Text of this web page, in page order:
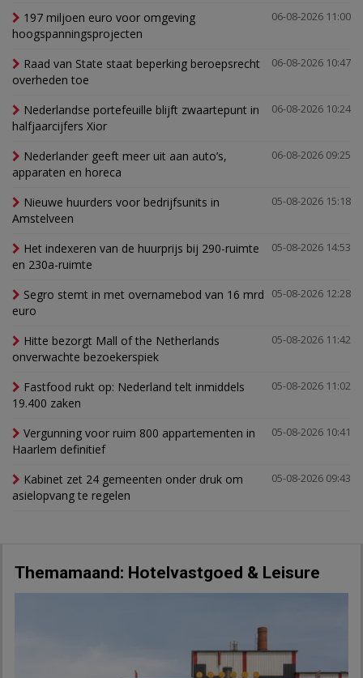
06-08-2026 11:00
197 miljoen euro voor omgeving
hoogspanningsprojecten
06-08-2026 10:47
Raad van State staat beperking beroepsrecht
overheden toe
06-08-2026 10:24
Nederlandse portefeuille blijft zwaartepunt in
halfjaarcijfers Xior
06-08-2026 09:25
Nederlander geeft meer uit aan auto’s,
apparaten en horeca
05-08-2026 15:18
Nieuwe huurders voor bedrijfsunits in
Amstelveen
05-08-2026 14:53
Het indexeren van de huurprijs bij 290-ruimte
en 230a-ruimte
05-08-2026 12:28
Segro stemt in met overnamebod van 16 mrd
euro
05-08-2026 11:42
Hitte bezorgt Mall of the Netherlands
onverwachte bezoekerspiek
05-08-2026 11:02
Fastfood rukt op: Nederland telt inmiddels
19.400 zaken
05-08-2026 10:41
Vergunning voor ruim 800 appartementen in
Haarlem definitief
05-08-2026 09:43
Kabinet zet 24 gemeenten onder druk om
asielopvang te regelen
Themamaand: Hotelvastgoed & Leisure